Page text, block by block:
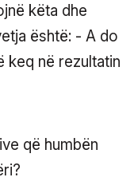
këta dhe
është: - A do
keq në rezultatin
që humbën